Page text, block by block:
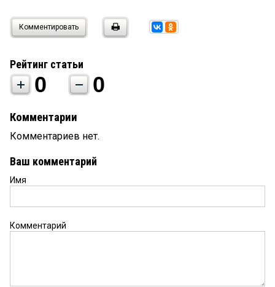
Комментировать
Рейтинг статьи
0 0
Комментарии
Комментариев нет.
Ваш комментарий
Имя
Комментарий